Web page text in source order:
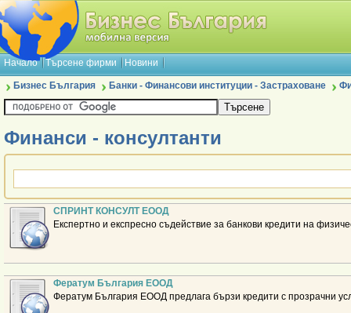
Начало Търсене фирми Новини
Бизнес България Банки - Финансови институции - Застраховане
Финанси - консултанти
СПРИНТ КОНСУЛТ ЕООД
Експертно и експресно съдействие за банкови кредити на
Фератум България ЕООД
Фератум България ЕООД предлага бързи кредити с прозрачни